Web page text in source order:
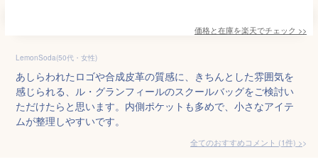
価格と在庫を楽天でチェック >>
LemonSoda(50代・女性)
あしらわれたロゴや合成皮革の質感に、きちんとした雰囲気を
感じられる、ル・グランフィールのスクールバッグをご検討い
ただけたらと思います。内側ポケットも多めで、小さなアイテ
ムが整理しやすいです。
全てのおすすめコメント (1件) >